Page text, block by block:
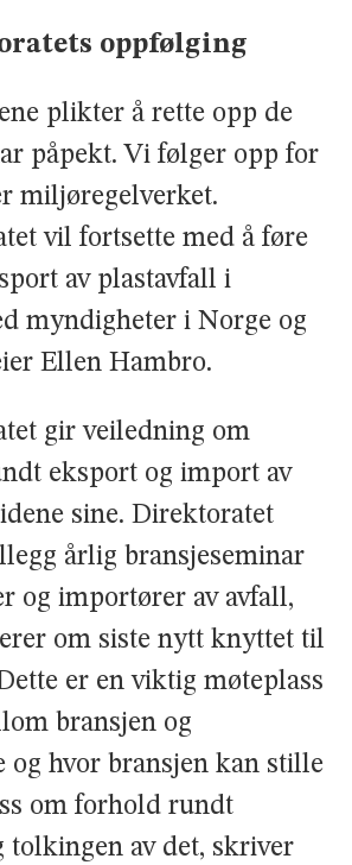
oppfølging
plikter å rette opp de
påpekt. Vi følger opp for
miljøregelverket.
vil fortsette med å føre
av plastavfall i
myndigheter i Norge og
Ellen Hambro.
gir veiledning om
eksport og import av
sine. Direktoratet
årlig bransjeseminar
og importører av avfall,
om siste nytt knyttet til
er en viktig møteplass
bransjen og
og hvor bransjen kan stille
om forhold rundt
tolkingen av det, skriver